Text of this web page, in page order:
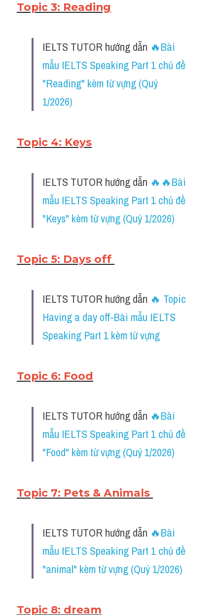
Topic 3: Reading
IELTS TUTOR hướng dẫn ​ 🔥Bài
mẫu IELTS Speaking Part 1 chủ đề
"Reading" kèm từ vựng (Quý
1/2026)
Topic 4: Keys
IELTS TUTOR hướng dẫn ​ 🔥 🔥Bài
mẫu IELTS Speaking Part 1 chủ đề
"Keys" kèm từ vựng (Quý 1/2026)
Topic 5: Days off
IELTS TUTOR hướng dẫn ​ 🔥 Topic
Having a day off-Bài mẫu IELTS
Speaking Part 1 kèm từ vựng
Topic 6: Food
IELTS TUTOR hướng dẫn ​ 🔥Bài
mẫu IELTS Speaking Part 1 chủ đề
"Food" kèm từ vựng (Quý 1/2026)
Topic 7: Pets & Animals
IELTS TUTOR hướng dẫn ​ 🔥Bài
mẫu IELTS Speaking Part 1 chủ đề
"animal" kèm từ vựng (Quý 1/2026)
Topic 8: dream